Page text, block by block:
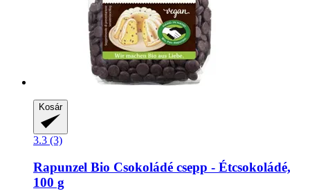
Kosár
3.3 (3)
Rapunzel Bio Csokoládé csepp -​ Étcsokoládé,
100 g